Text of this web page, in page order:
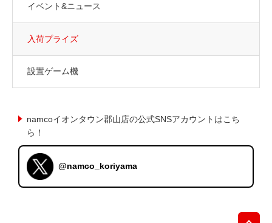
イベント&ニュース
入荷プライズ
設置ゲーム機
namcoイオンタウン郡山店の公式SNSアカウントはこち
ら！
@namco_koriyama